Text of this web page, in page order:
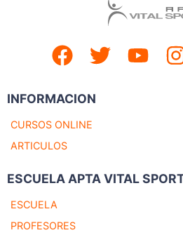
INFORMACION
CURSOS ONLINE
ARTICULOS
ESCUELA APTA VITAL
ESCUELA
PROFESORES